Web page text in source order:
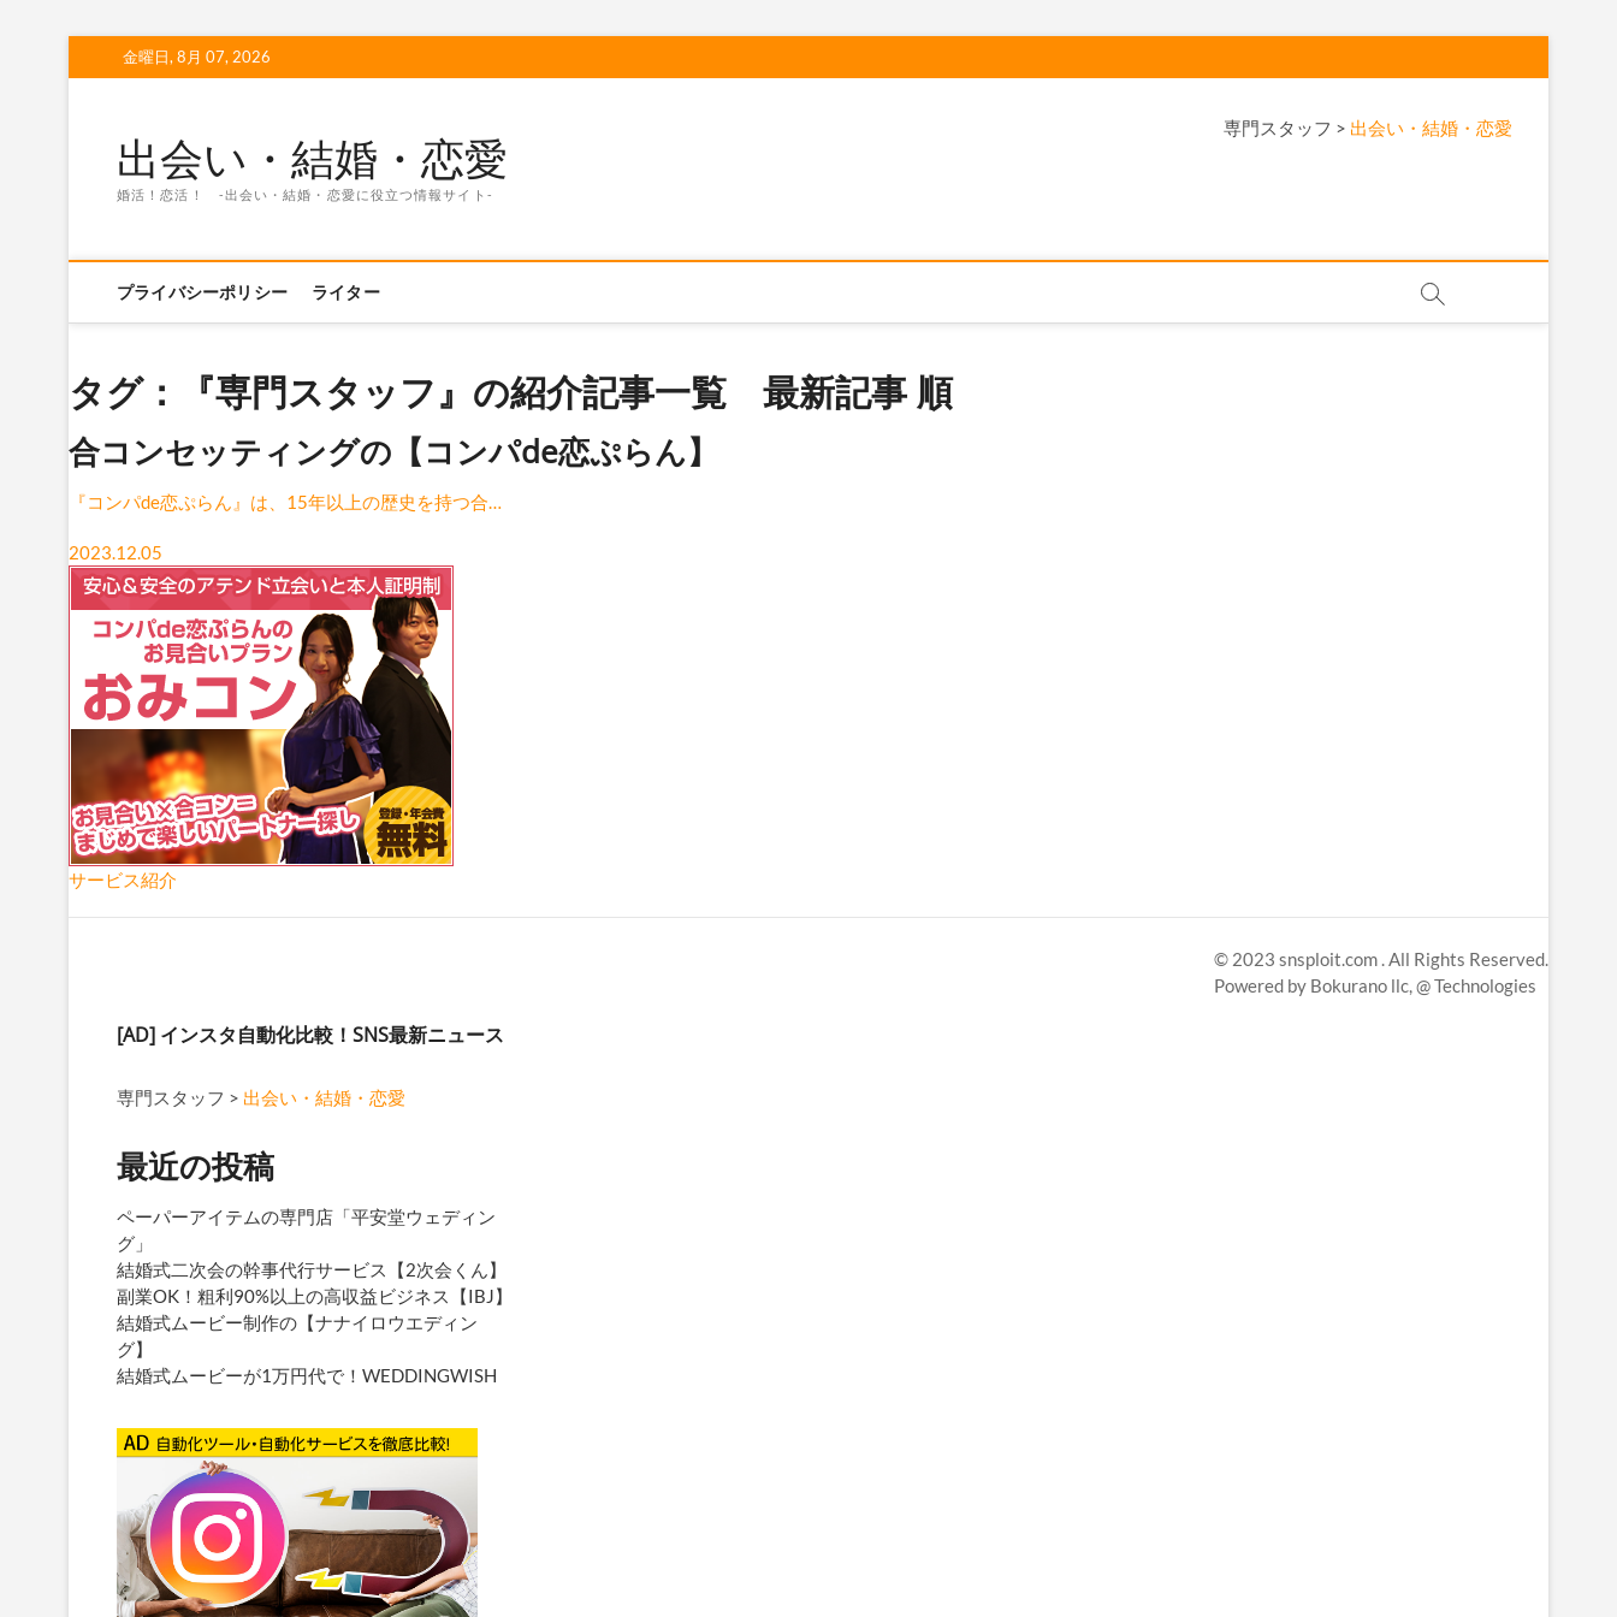
to
金曜日, 8月 07, 2026
出会い・結婚・恋愛
婚活！恋活！ -出会い・結婚・恋愛に役立つ情報サイト-
専門スタッフ > 出会い・結婚・恋愛
プライバシーポリシー ライター
タグ：『専門スタッフ』の紹介記事一覧 最新記事 順
合コンセッティングの【コンパde恋ぷらん】
『コンパde恋ぷらん』は、15年以上の歴史を持つ合…
2023.12.05
サービス紹介
© 2023 snsploit.com . All Rights Reserved.
Powered by Bokurano llc, @ Technologies
[AD] インスタ自動化比較！SNS最新ニュース
専門スタッフ > 出会い・結婚・恋愛
最近の投稿
ペーパーアイテムの専門店「平安堂ウェディン
グ」
結婚式二次会の幹事代行サービス【2次会くん】
副業OK！粗利90%以上の高収益ビジネス【IBJ】
結婚式ムービー制作の【ナナイロウエディン
グ】
結婚式ムービーが1万円代で！WEDDINGWISH